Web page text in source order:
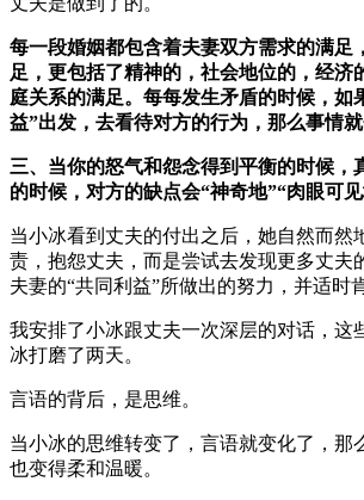
每一段婚姻都包含着夫妻双方需求的满足
足，更包括了精神的，社会地位的，经济
庭关系的满足。每每发生矛盾的时候，如
益”出发，去看待对方的行为，那么事情就
三、当你的怒气和怨念得到平衡的时候，
的时候，对方的缺点会“神奇地”“肉眼可
当小冰看到丈夫的付出之后，她自然而然
责，抱怨丈夫，而是尝试去发现更多丈夫
夫妻的“共同利益”所做出的努力，并适时
我安排了小冰跟丈夫一次深层的对话，这
冰打磨了两天。
言语的背后，是思维。
当小冰的思维转变了，言语就变化了，那
也变得柔和温暖。